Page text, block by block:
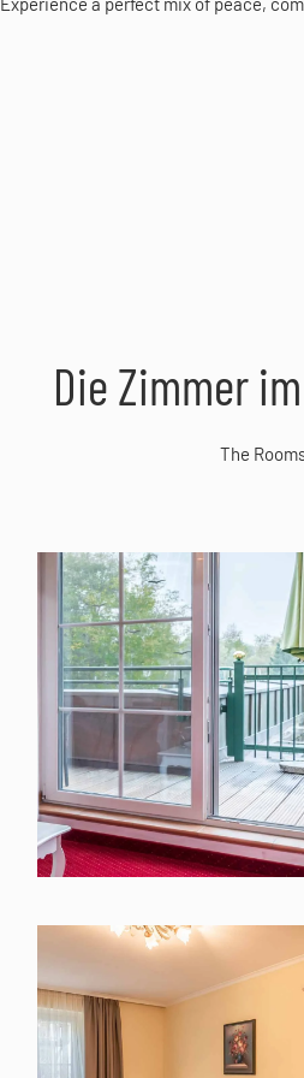
Die Zimmer
The